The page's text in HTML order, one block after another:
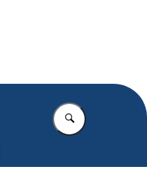
Vul in wat u